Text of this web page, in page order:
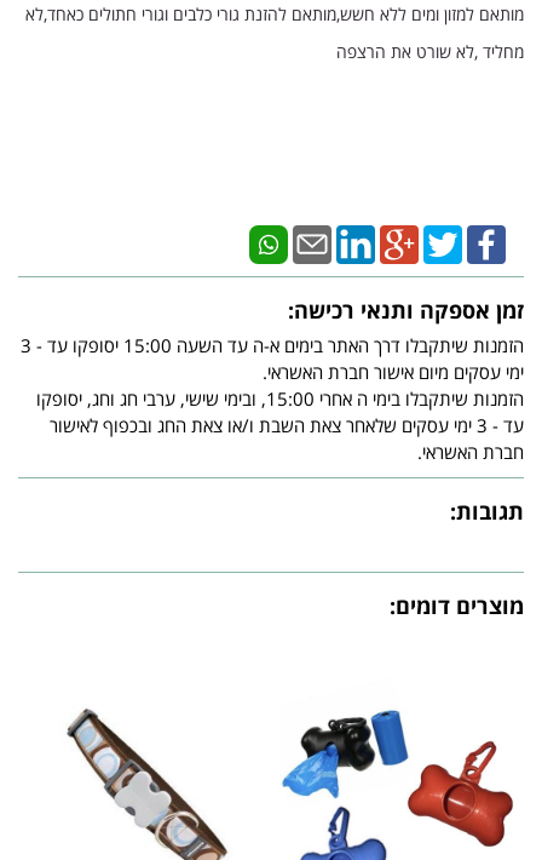
מותאם למזון ומים ללא חשש,מותאם להזנת גורי כלבים וגורי חתולים כאחד,לא
מחליד ,לא שורט את הרצפה
זמן אספקה ותנאי רכישה:
הזמנות שיתקבלו דרך האתר בימים א-ה עד השעה 15:00 יסופקו עד - 3
ימי עסקים מיום אישור חברת האשראי.
הזמנות שיתקבלו בימי ה אחרי 15:00, ובימי שישי, ערבי חג וחג, יסופקו
עד - 3 ימי עסקים שלאחר צאת השבת ו/או צאת החג ובכפוף לאישור
חברת האשראי.
תגובות:
מוצרים דומים: